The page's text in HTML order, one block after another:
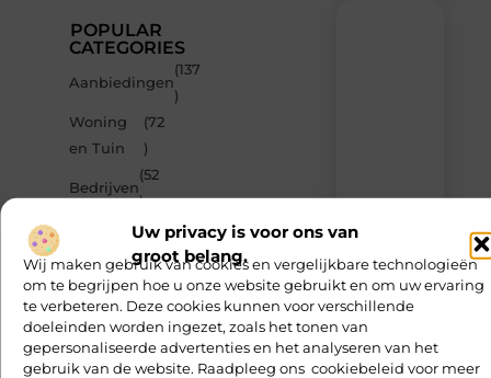
Uw privacy is voor ons van
groot belang.
Wij maken gebruik van cookies en vergelijkbare technologieën
om te begrijpen hoe u onze website gebruikt en om uw ervaring
te verbeteren. Deze cookies kunnen voor verschillende
doeleinden worden ingezet, zoals het tonen van
gepersonaliseerde advertenties en het analyseren van het
gebruik van de website. Raadpleeg ons cookiebeleid voor meer
POPULAR
CATEGORIES
Aanbiedingen
(137
)
Woning
en Tuin
(72
)
Bedrijven
(52
)
Winkelen
(42
)
Dienstverlening
(35
)
nieuwste
van
MvdWebdesign.nl
–
dagelijks
verse
content,